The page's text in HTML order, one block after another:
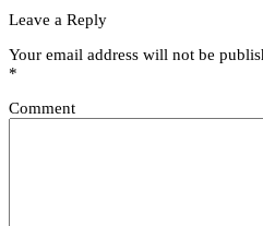
Leave a Reply
Your email address will not be
*
Comment